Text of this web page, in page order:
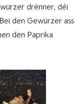
drënner, déi
den Gewürzer ass
den Paprika